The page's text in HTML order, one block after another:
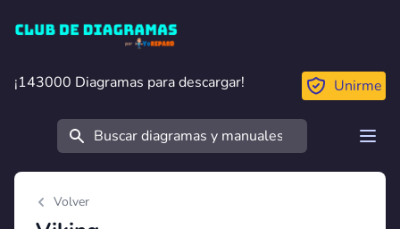
Club de Diagramas
¡143000 Diagramas para descargar!
¡143000 Diagramas para descargar! Unirme
Buscar
Volver